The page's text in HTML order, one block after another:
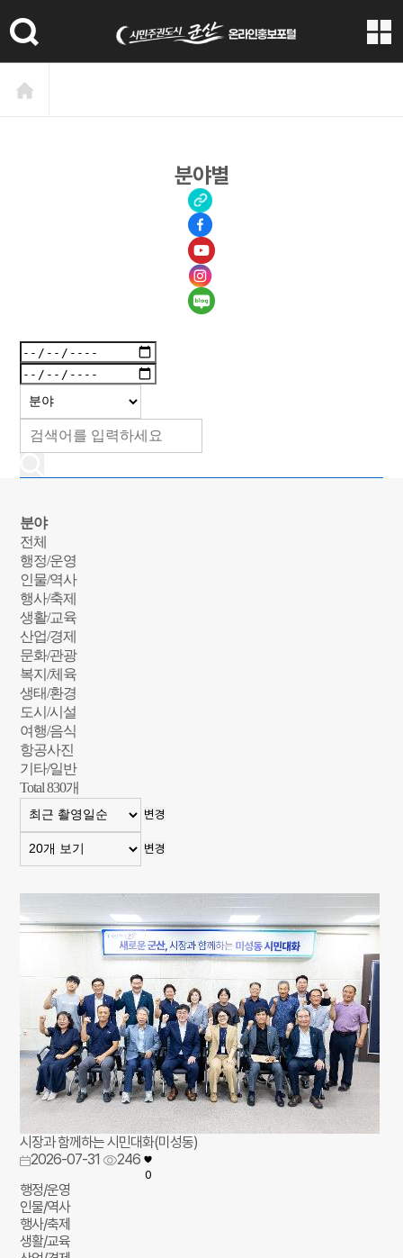
분야별
분야
전체
행정/운영
인물/역사
행사/축제
생활/교육
산업/경제
문화/관광
복지/체육
생태/환경
도시/시설
여행/음식
항공사진
기타/일반
Total830개
변경
변경
시장과 함께하는 시민대화(미성동)
2026-07-31
246
0
행정/운영
인물/역사
행사/축제
생활/교육